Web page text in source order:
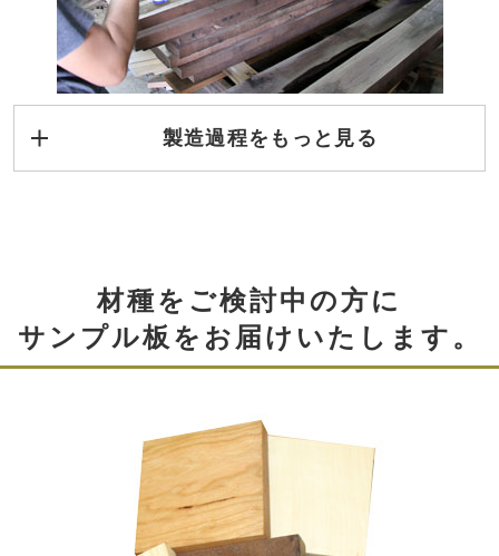
支持いただいております。
天板の厚みは25mmとし、収納に便利な引き出しを配置。
使い勝手を考慮しながらも引き出しをぎりぎりまで浅く
することで、スッキリとしたフォルムとなっています。
製造過程をもっと見る
木取りで選定された木材をカットします。
ミリ単位のサイズ調整は作業後半に行うので、こ
材種をご検討中の方に
サンプル板をお届けいたします。